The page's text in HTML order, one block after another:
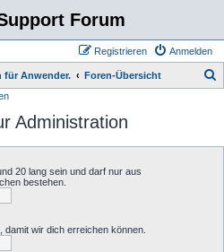
Forum
Anmelden
Registrieren
für Anwender. Foren-Übersicht
Administration
20 lang sein und darf nur aus
bestehen.
damit wir dich erreichen können.